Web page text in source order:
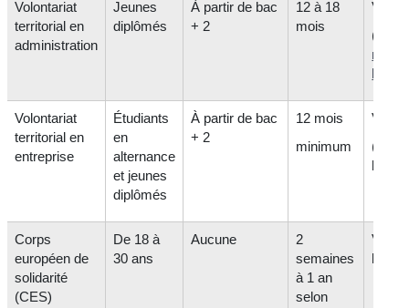
Volontariat
territorial en
administration
Jeunes
diplômés
À partir de bac
+ 2
12 à 18
mois
(au
Volontariat
territorial en
entreprise
Étudiants
en
alternance
et jeunes
diplômés
À partir de bac
+ 2
12 mois
minimum
(+
Corps
européen de
solidarité
(CES)
De 18 à
30 ans
Aucune
2
semaines
à 1 an
selon
le